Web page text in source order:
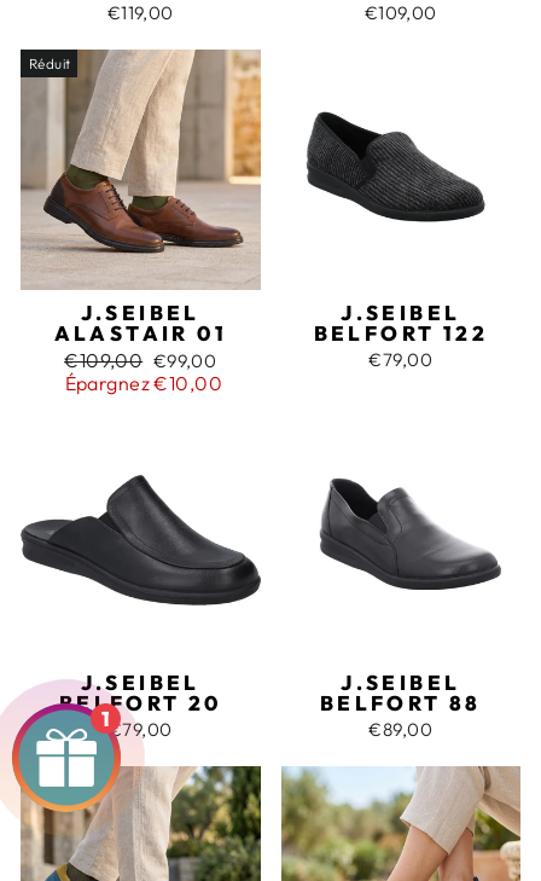
€119,00 €109,00
Réduit
J.SEIBEL
ALASTAIR 01
Prix
régulier
€109,00 Prix
réduit
€99,00
Épargnez €10,00
J.SEIBEL
BELFORT 122
€79,00
J.SEIBEL
BELFORT 20
€79,00
J.SEIBEL
BELFORT 88
€89,00
1